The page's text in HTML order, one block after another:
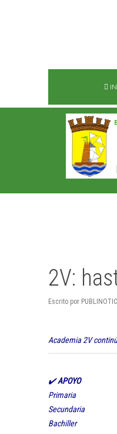
2V:
Escrito por
Academia 2V
✔️APOYO
Primaria
Secundaria
Bachiller